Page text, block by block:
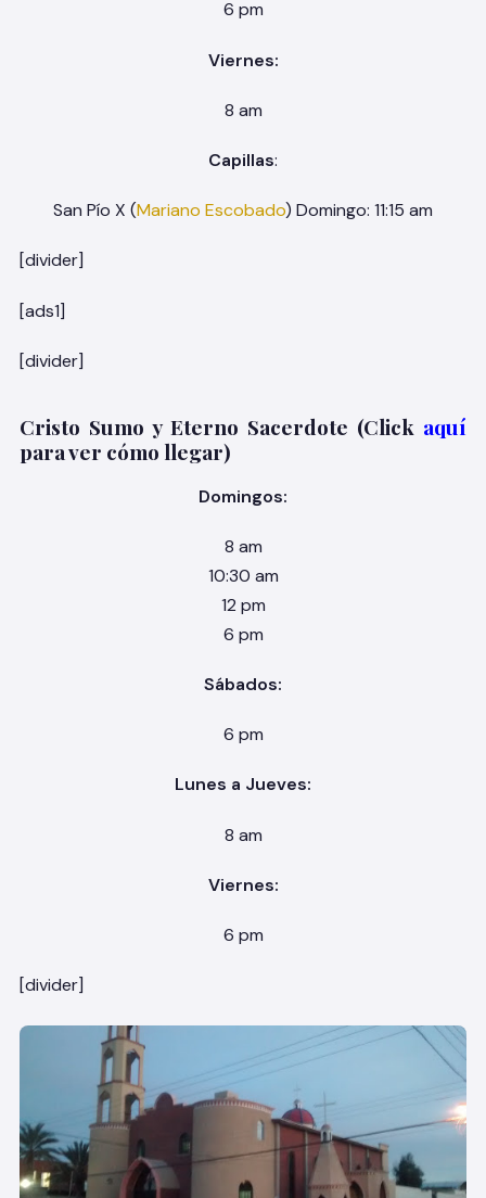
6 pm
Viernes:
8 am
Capillas:
San Pío X (Mariano Escobado) Domingo: 11:15 am
[divider]
[ads1]
[divider]
Cristo Sumo y Eterno Sacerdote (Click aquí
para ver cómo llegar)
Domingos:
8 am
10:30 am
12 pm
6 pm
Sábados:
6 pm
Lunes a Jueves:
8 am
Viernes:
6 pm
[divider]